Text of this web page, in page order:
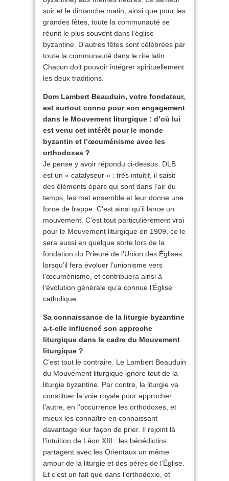
soir et le dimanche matin, ainsi que pour les
grandes fêtes, toute la communauté se
réunit le plus souvent dans l’église
byzantine. D’autres fêtes sont célébrées par
toute la communauté dans le rite latin.
Chacun doit pouvoir intégrer spirituellement
les deux traditions.
Dom Lambert Beauduin, votre fondateur,
est surtout connu pour son engagement
dans le Mouvement liturgique : d’où lui
est venu cet intérêt pour le monde
byzantin et l’œcuménisme avec les
orthodoxes ?
Je pense y avoir répondu ci-dessus. DLB
est un « catalyseur » : très intuitif, il saisit
des éléments épars qui sont dans l’air du
temps, les met ensemble et leur donne une
force de frappe. C’est ainsi qu’il lance un
mouvement. C’est tout particulièrement vrai
pour le Mouvement liturgique en 1909, ce le
sera aussi en quelque sorte lors de la
fondation du Prieuré de l’Union des Églises
lorsqu’il fera évoluer l’unionisme vers
l’œcuménisme, et contribuera ainsi à
l’évolution générale qu’a connue l’Église
catholique.
Sa connaissance de la liturgie byzantine
a-t-elle influencé son approche
liturgique dans le cadre du Mouvement
liturgique ?
C’est tout le contraire. Le Lambert Beauduin
du Mouvement liturgique ignore tout de la
liturgie byzantine. Par contre, la liturgie va
constituer la voie royale pour approcher
l’autre, en l’occurrence les orthodoxes, et
mieux les connaître en connaissant
davantage leur façon de prier. Il rejoint là
l’intuition de Léon XIII : les bénédictins
partagent avec les Orientaux un même
amour de la liturgie et des pères de l’Église.
Et c’est un fait que dans l’orthodoxie, et